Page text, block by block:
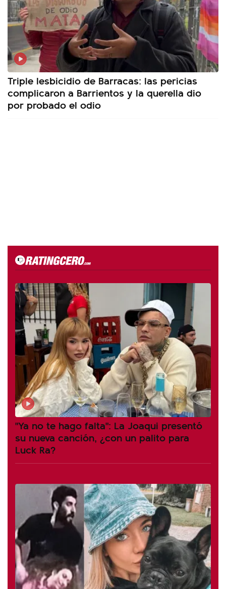
Triple lesbicidio de Barracas: las pericias
complicaron a Barrientos y la querella dio
por probado el odio
"Ya no te hago falta": La Joaqui presentó
su nueva canción, ¿con un palito para
Luck Ra?